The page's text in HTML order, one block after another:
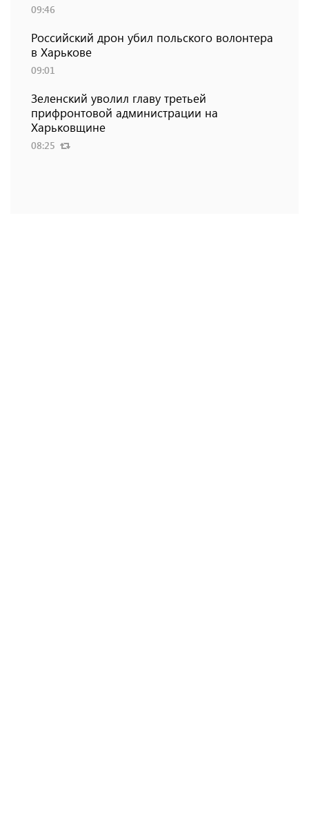
09:46
Российский дрон убил польского волонтера
в Харькове
09:01
Зеленский уволил главу третьей
прифронтовой администрации на
Харьковщине
08:25